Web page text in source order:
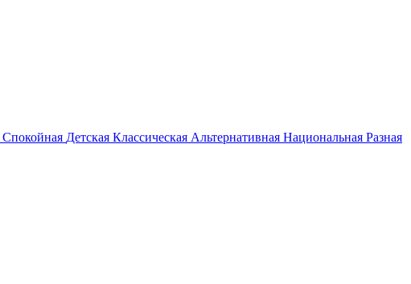
Спокойная Детская Классическая Альтернативная Национальная Разная